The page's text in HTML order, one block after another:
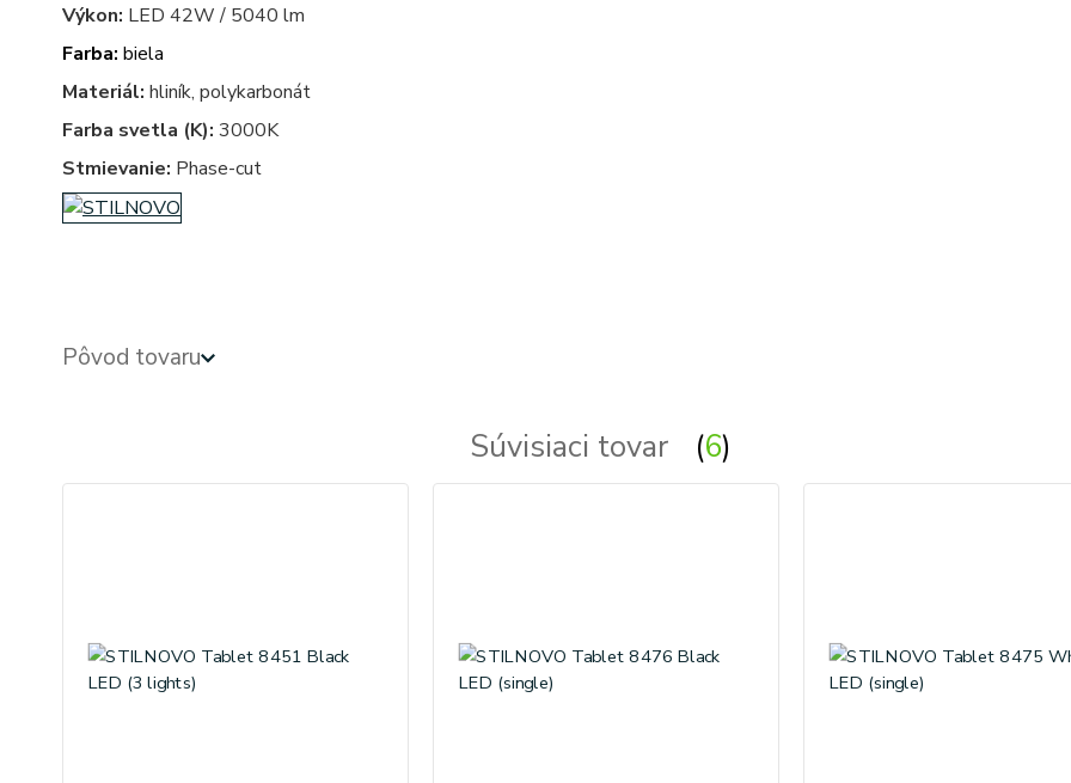
Výkon: LED 42W / 5040 lm
Farba: biela
Materiál: hliník, polykarbonát
Farba svetla (K): 3000K
Stmievanie: Phase-cut
Pôvod tovaru
Súvisiaci tovar 6